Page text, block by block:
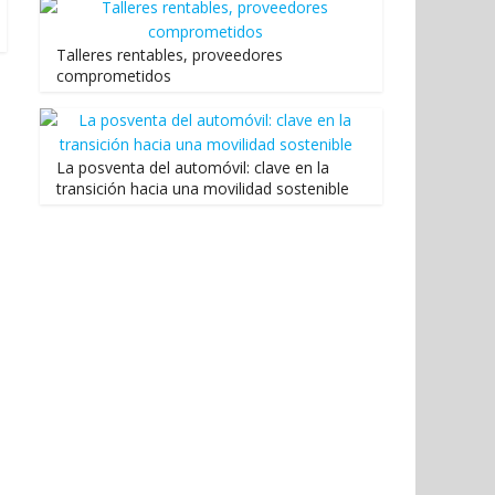
Talleres rentables, proveedores
comprometidos
La posventa del automóvil: clave en la
transición hacia una movilidad sostenible